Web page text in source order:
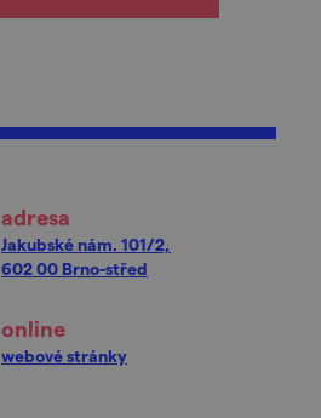
adresa
Jakubské nám. 101/2,
602 00 Brno-střed
online
webové stránky